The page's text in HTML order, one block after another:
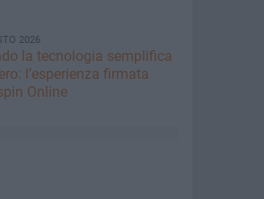
2026
la tecnologia semplifica
l’esperienza firmata
Online